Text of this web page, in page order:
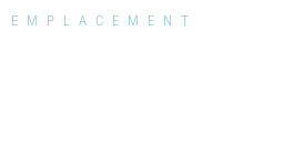
EMPLACEMENT